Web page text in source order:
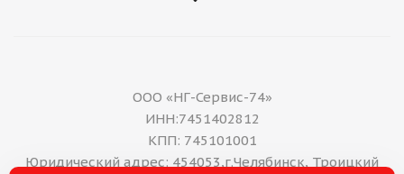
ООО «НГ-Сервис-74»
ИНН:7451402812
КПП: 745101001
Юридический адрес: 454053,г.Челябинск, Троицкий